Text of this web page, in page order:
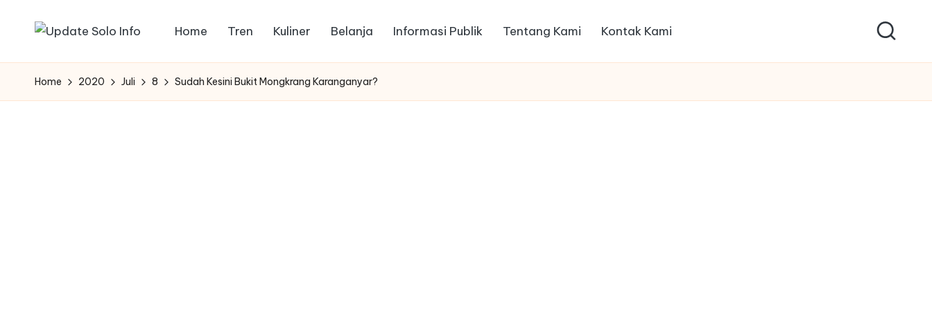
content
U
p
Kota
Home Tren Kuliner Belanja Informasi Publik Tentang Kami Kontak Kami
Home 2020 Juli 8 Sudah Kesini Bukit Mongkrang Karanganyar?